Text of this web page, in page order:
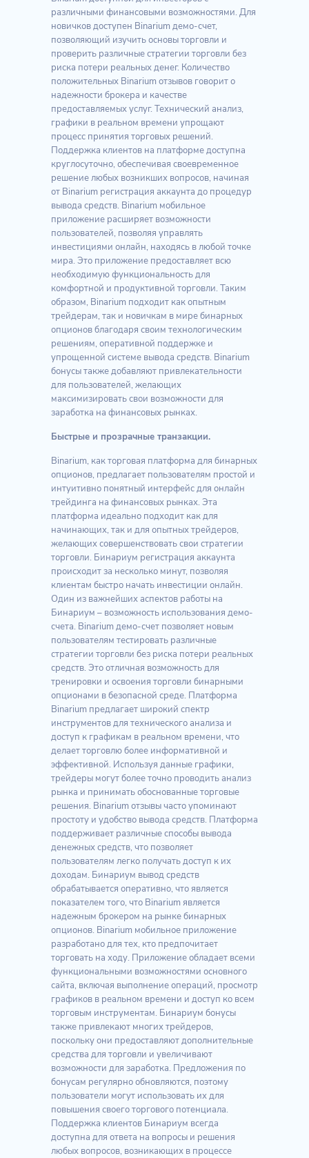
различными финансовыми возможностями. Для
новичков доступен Binarium демо-счет,
позволяющий изучить основы торговли и
проверить различные стратегии торговли без
риска потери реальных денег. Количество
положительных Binarium отзывов говорит о
надежности брокера и качестве
предоставляемых услуг. Технический анализ,
графики в реальном времени упрощают
процесс принятия торговых решений.
Поддержка клиентов на платформе доступна
круглосуточно, обеспечивая своевременное
решение любых возникших вопросов, начиная
от Binarium регистрация аккаунта до процедур
вывода средств. Binarium мобильное
приложение расширяет возможности
пользователей, позволяя управлять
инвестициями онлайн, находясь в любой точке
мира. Это приложение предоставляет всю
необходимую функциональность для
комфортной и продуктивной торговли. Таким
образом, Binarium подходит как опытным
трейдерам, так и новичкам в мире бинарных
опционов благодаря своим технологическим
решениям, оперативной поддержке и
упрощенной системе вывода средств. Binarium
бонусы также добавляют привлекательности
для пользователей, желающих
максимизировать свои возможности для
заработка на финансовых рынках.
Быстрые и прозрачные транзакции.
Binarium, как торговая платформа для бинарных
опционов, предлагает пользователям простой и
интуитивно понятный интерфейс для онлайн
трейдинга на финансовых рынках. Эта
платформа идеально подходит как для
начинающих, так и для опытных трейдеров,
желающих совершенствовать свои стратегии
торговли. Бинариум регистрация аккаунта
происходит за несколько минут, позволяя
клиентам быстро начать инвестиции онлайн.
Один из важнейших аспектов работы на
Бинариум – возможность использования демо-
счета. Binarium демо-счет позволяет новым
пользователям тестировать различные
стратегии торговли без риска потери реальных
средств. Это отличная возможность для
тренировки и освоения торговли бинарными
опционами в безопасной среде. Платформа
Binarium предлагает широкий спектр
инструментов для технического анализа и
доступ к графикам в реальном времени, что
делает торговлю более информативной и
эффективной. Используя данные графики,
трейдеры могут более точно проводить анализ
рынка и принимать обоснованные торговые
решения. Binarium отзывы часто упоминают
простоту и удобство вывода средств. Платформа
поддерживает различные способы вывода
денежных средств, что позволяет
пользователям легко получать доступ к их
доходам. Бинариум вывод средств
обрабатывается оперативно, что является
показателем того, что Binarium является
надежным брокером на рынке бинарных
опционов. Binarium мобильное приложение
разработано для тех, кто предпочитает
торговать на ходу. Приложение обладает всеми
функциональными возможностями основного
сайта, включая выполнение операций, просмотр
графиков в реальном времени и доступ ко всем
торговым инструментам. Бинариум бонусы
также привлекают многих трейдеров,
поскольку они предоставляют дополнительные
средства для торговли и увеличивают
возможности для заработка. Предложения по
бонусам регулярно обновляются, поэтому
пользователи могут использовать их для
повышения своего торгового потенциала.
Поддержка клиентов Бинариум всегда
доступна для ответа на вопросы и решения
любых вопросов, возникающих в процессе